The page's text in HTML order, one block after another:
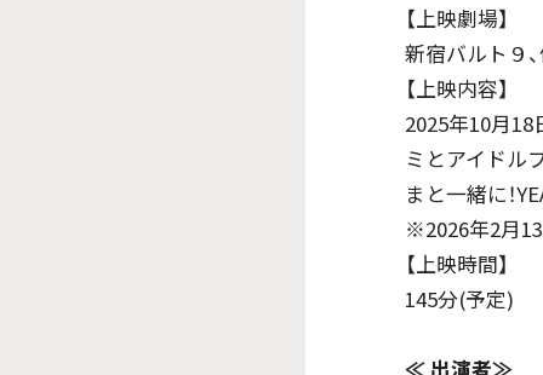
【上映劇場】
新宿バルト９
【上映内容】
2025年10月
ミとアイドル
まと一緒に！
※2026年2月
【上映時間】
145分(予定)